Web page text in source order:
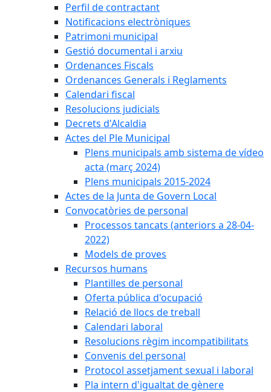
Perfil de contractant
Notificacions electròniques
Patrimoni municipal
Gestió documental i arxiu
Ordenances Fiscals
Ordenances Generals i Reglaments
Calendari fiscal
Resolucions judicials
Decrets d'Alcaldia
Actes del Ple Municipal
Plens municipals amb sistema de vídeo
acta (març 2024)
Plens municipals 2015-2024
Actes de la Junta de Govern Local
Convocatòries de personal
Processos tancats (anteriors a 28-04-
2022)
Models de proves
Recursos humans
Plantilles de personal
Oferta pública d'ocupació
Relació de llocs de treball
Calendari laboral
Resolucions règim incompatibilitats
Convenis del personal
Protocol assetjament sexual i laboral
Pla intern d'igualtat de gènere